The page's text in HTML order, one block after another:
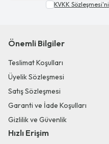
KVKK Sözleşmesi'ni
Önemli Bilgiler
Teslimat Koşulları
Üyelik Sözleşmesi
Satış Sözleşmesi
Garanti ve İade Koşulları
Gizlilik ve Güvenlik
Hızlı Erişim